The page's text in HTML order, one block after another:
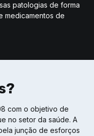
patologias de forma
medicamentos de
com o objetivo de
no setor da saúde. A
junção de esforços